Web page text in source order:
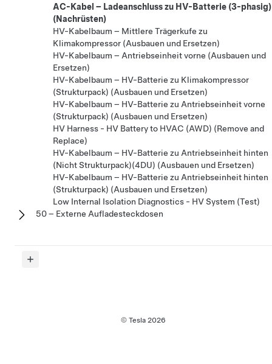
AC-Kabel – Ladeanschluss zu HV-Batterie (3-phasig)
(Nachrüsten)
HV-Kabelbaum – Mittlere Trägerkufe zu
Klimakompressor (Ausbauen und Ersetzen)
HV-Kabelbaum – Antriebseinheit vorne (Ausbauen und
Ersetzen)
HV-Kabelbaum – HV-Batterie zu Klimakompressor
(Strukturpack) (Ausbauen und Ersetzen)
HV-Kabelbaum – HV-Batterie zu Antriebseinheit vorne
(Strukturpack) (Ausbauen und Ersetzen)
HV Harness - HV Battery to HVAC (AWD) (Remove and
Replace)
HV-Kabelbaum – HV-Batterie zu Antriebseinheit hinten
(Nicht Strukturpack)(4DU) (Ausbauen und Ersetzen)
HV-Kabelbaum – HV-Batterie zu Antriebseinheit hinten
(Strukturpack) (Ausbauen und Ersetzen)
Low Internal Isolation Diagnostics - HV System (Test)
50 – Externe Aufladesteckdosen
© Tesla 2026